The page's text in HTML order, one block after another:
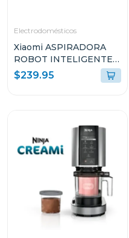
Electrodomésticos
Xiaomi ASPIRADORA
ROBOT INTELIGENTE
2-EN-1 SUCCIÓN
10000PA SENSOR LDS
$239.95